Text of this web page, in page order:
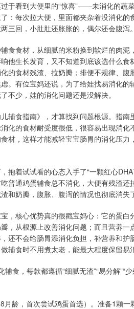
于看到大便里的“惊喜”——未消化的蔬
：每次拉大便，里面都夹杂着没消化
三回，小肚肚还胀胀的，偶尔还会腹泻。
食食材，从细腻的米粉换到软烂的肉
他生长发育，又不知道到底该选什么
的食材残渣、拉奶瓣；排便不规律、
。有位宝妈还说，为了给娃找易消化
不少，娃的消化问题还是没解决。
辅食指南》，才算找到问题根源。指
化的食材耐受度很低，很容易出现消
材，这样才能减轻宝宝肠胃的消化压力
抱着试试看的心态入手了“一颗红心
普通鸡蛋辅食总不消化，大便有残渣
和奶瓣，腹胀、腹泻的情况也彻底消失
，核心优势真的很戳宝妈心：它的蛋
，从根源上改善消化问题；而且营养
还不会给肠胃添消化负担，补营养和
辅食时不用煮太老，能最大程度保留易
食，每款都遵循“细腻无渣”“易分解”“
月龄，首次尝试鸡蛋首选）。准备1颗